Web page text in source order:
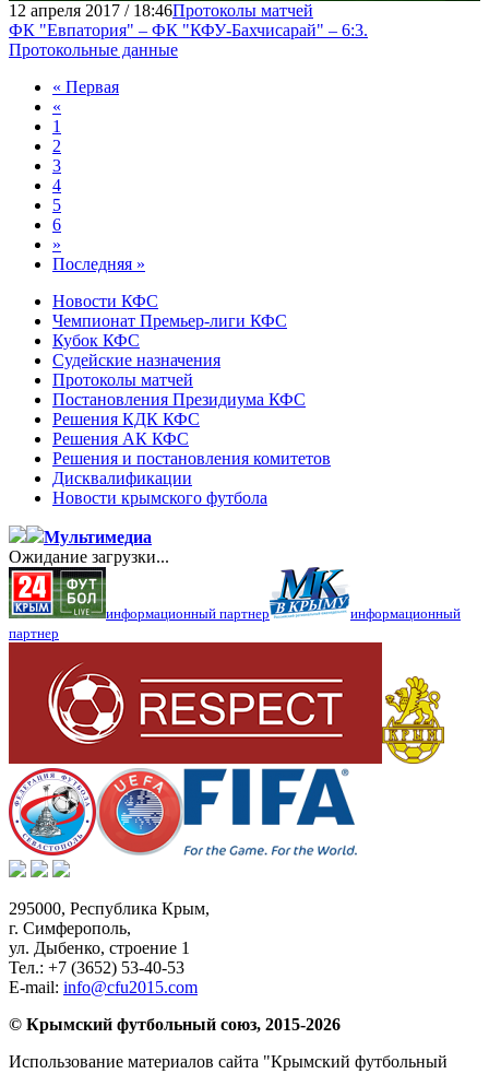
12 апреля 2017 / 18:46Протоколы матчей
ФК "Евпатория" – ФК "КФУ-Бахчисарай" – 6:3.
Протокольные данные
« Первая
«
1
2
3
4
5
6
»
Последняя »
Новости КФС
Чемпионат Премьер-лиги КФС
Кубок КФС
Судейские назначения
Протоколы матчей
Постановления Президиума КФС
Решения КДК КФС
Решения АК КФС
Решения и постановления комитетов
Дисквалификации
Новости крымского футбола
Мультимедиа
Ожидание загрузки...
информационный партнер
информационный
партнер
295000, Республика Крым,
г. Симферополь,
ул. Дыбенко, строение 1
Тел.: +7 (3652) 53-40-53
E-mail: info@cfu2015.com
© Крымский футбольный союз, 2015-2026
Использование материалов сайта "Крымский футбольный